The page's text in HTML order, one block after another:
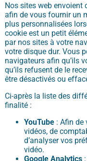
Nos sites web envoient
afin de vous fournir un
plus personnalisées
cookie est un petit
par nos sites à votre
votre disque dur. Vous
navigateurs afin qu’ils
qu’ils refusent de le
être désactivés ou
Ci-après la liste des
finalité :
YouTube : Afin de
vidéos, de
d’analyser vos
vidéo.
Google Analytics